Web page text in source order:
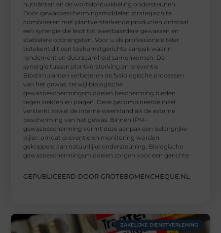
nutriënten en de wortelontwikkeling ondersteunen.
Door gewasbeschermingsmiddelen strategisch te
combineren met plantversterkende producten ontstaat
een synergie die leidt tot weerbaardere gewassen en
stabielere opbrengsten. Voor u als professionele teler
betekent dit een toekomstgerichte aanpak waarin
rendement en duurzaamheid samenkomen. De
synergie tussen plantversterking en preventie
Biostimulanten verbeteren de fysiologische processen
van het gewas, terwijl biologische
gewasbeschermingsmiddelen bescherming bieden
tegen ziekten en plagen. Deze gecombineerde inzet
versterkt zowel de interne weerstand als de externe
bescherming van het gewas. Binnen IPM-
gewasbescherming vormt deze aanpak een belangrijke
pijler, omdat preventie en monitoring worden
gekoppeld aan natuurlijke ondersteuning. Biologische
gewasbeschermingsmiddelen zorgen voor een gerichte
GEPUBLICEERD DOOR GROTEBOMENCHEQUE.NL
ZAKELIJKE DIENSTVERLENING